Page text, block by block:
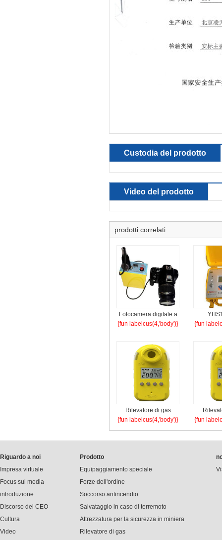
Custodia del prodotto
Video del prodotto
prodotti correlati
Fotocamera digitale a
sicurezza intrinseca
{fun labelcus(4,'body')} {fun
Rilevatore di gas
combustibili JCB4
{fun labelcus(4,'body')}
singolo
{fun
Riguardo a noi
Impresa virtuale
Focus sui media
introduzione
Discorso del CEO
Cultura
Video
Prodotto
Equipaggiamento speciale
Forze dell'ordine
Soccorso antincendio
Salvataggio in caso di terremoto
Attrezzatura per la sicurezza in miniera
Rilevatore di gas